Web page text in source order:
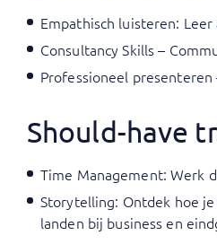
Empathisch luisteren:
Consultancy Skills –
Professioneel presenteren
Should-have
Time Management: Werk
Storytelling: Ontdek hoe
landen bij business en